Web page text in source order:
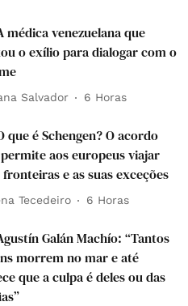
médica venezuelana que
o exílio para dialogar com o
Salvador 6 Horas
que é Schengen? O acordo
aos europeus viajar
fronteiras e as suas exceções
Tecedeiro 6 Horas
Galán Machío: “Tantos
morrem no mar e até
que a culpa é deles ou das